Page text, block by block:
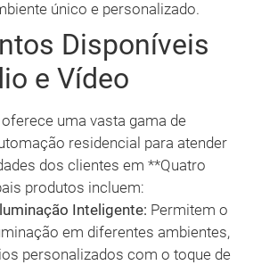
único e personalizado.
Disponíveis
e Vídeo
uma vasta gama de
residencial para atender
dos clientes em **Quatro
produtos incluem:
Inteligente: Permitem o
em diferentes ambientes,
personalizados com o toque de